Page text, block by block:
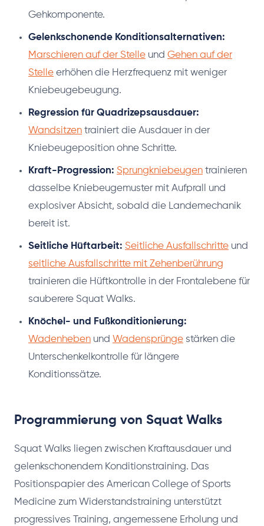
Gehkomponente.
Gelenkschonende Konditionsalternativen:
Marschieren auf der Stelle und Gehen auf der
Stelle erhöhen die Herzfrequenz mit weniger
Kniebeugebeugung.
Regression für Quadrizepsausdauer:
Wandsitzen trainiert die Ausdauer in der
Kniebeugeposition ohne Schritte.
Kraft-Progression: Sprungkniebeugen trainieren
dasselbe Kniebeugemuster mit Aufprall und
explosiver Absicht, sobald die Landemechanik
bereit ist.
Seitliche Hüftarbeit: Seitliche Ausfallschritte und
seitliche Ausfallschritte mit Zehenberührung
trainieren die Hüftkontrolle in der Frontalebene für
sauberere Squat Walks.
Knöchel- und Fußkonditionierung:
Wadenheben und Wadensprünge stärken die
Unterschenkelkontrolle für längere
Konditionssätze.
Programmierung von Squat Walks
Squat Walks liegen zwischen Kraftausdauer und
gelenkschonendem Konditionstraining. Das
Positionspapier des American College of Sports
Medicine zum Widerstandstraining unterstützt
progressives Training, angemessene Erholung und